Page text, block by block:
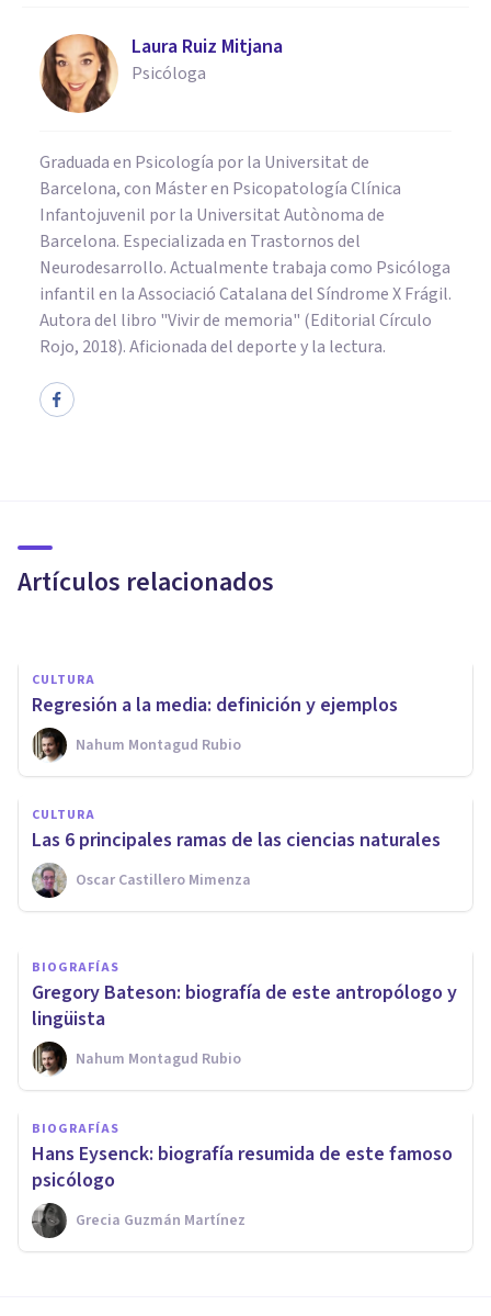
Laura Ruiz Mitjana
Psicóloga
Graduada en Psicología por la Universitat de
Barcelona, con Máster en Psicopatología Clínica
Infantojuvenil por la Universitat Autònoma de
Barcelona. Especializada en Trastornos del
Neurodesarrollo. Actualmente trabaja como Psicóloga
infantil en la Associació Catalana del Síndrome X Frágil.
Autora del libro "Vivir de memoria" (Editorial Círculo
Rojo, 2018). Aficionada del deporte y la lectura.
Artículos relacionados
personas con sobrepeso
CULTURA
Regresión a la media: definición y ejemplos
Nahum Montagud Rubio
CULTURA
Las 6 principales ramas de las ciencias naturales
Oscar Castillero Mimenza
CULTURA
​12 manuales de Psicología
para convertirte en un gran
profesional
Juan Armando Corbin
BIOGRAFÍAS
Gregory Bateson: biografía de este antropólogo y
lingüista
Nahum Montagud Rubio
BIOGRAFÍAS
Hans Eysenck: biografía resumida de este famoso
psicólogo
Grecia Guzmán Martínez